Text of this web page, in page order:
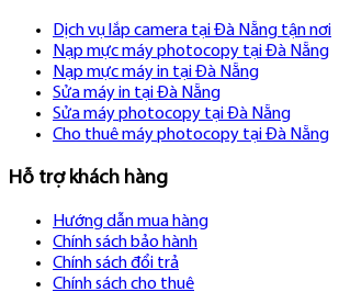
Dịch vụ lắp camera tại Đà Nẵng tận nơi
Nạp mực máy photocopy tại Đà Nẵng
Nạp mực máy in tại Đà Nẵng
Sửa máy in tại Đà Nẵng
Sửa máy photocopy tại Đà Nẵng
Cho thuê máy photocopy tại Đà Nẵng
Hỗ trợ khách hàng
Hướng dẫn mua hàng
Chính sách bảo hành
Chính sách đổi trả
Chính sách cho thuê